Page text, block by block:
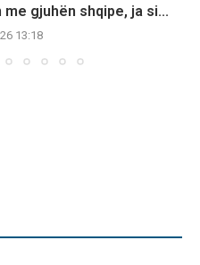
me gjuhën shqipe, ja si...
13:18